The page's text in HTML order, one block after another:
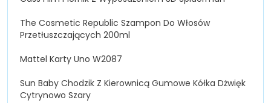
The Cosmetic Republic Szampon Do Włosów
Przetłuszczających 200ml
Mattel Karty Uno W2087
Sun Baby Chodzik Z Kierownicą Gumowe Kółka Dżwięk
Cytrynowo Szary